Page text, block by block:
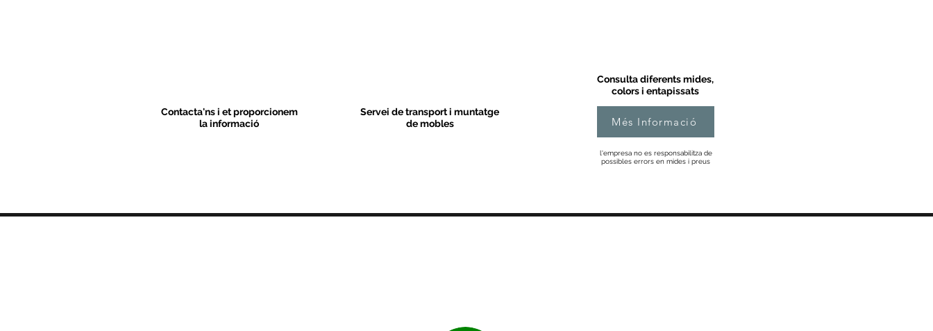
Consulta diferents mides,
colors i entapissats
Contacta'ns i et proporcionem
la informació
Servei de transport i muntatge
de mobles
Més Informació
l'empresa no es responsabilitza de
possibles errors en mides i preus